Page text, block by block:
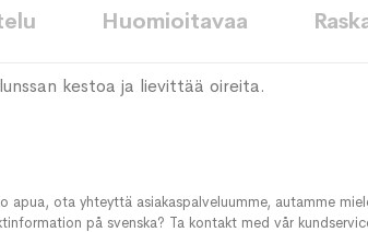
kestoa ja lievittää oireita.
Huomioitavaa
apua, ota yhteyttä asiakaspalveluumme, autamme
på svenska? Ta kontakt med vår